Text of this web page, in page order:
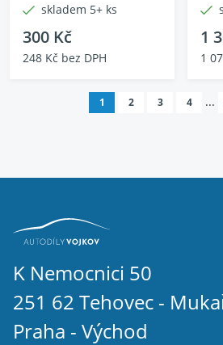
skladem 5+ ks
300 Kč
248 Kč bez DPH
1
1
1 2 3 4 ...
K Nemocnici 50
251 62 Tehovec -
Praha - Východ